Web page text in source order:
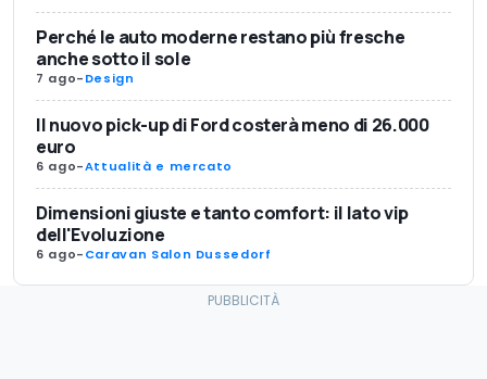
Perché le auto moderne restano più fresche
anche sotto il sole
7 ago-Design
Il nuovo pick-up di Ford costerà meno di 26.000
euro
6 ago-Attualità e mercato
Dimensioni giuste e tanto comfort: il lato vip
dell'Evoluzione
6 ago-Caravan Salon Dussedorf